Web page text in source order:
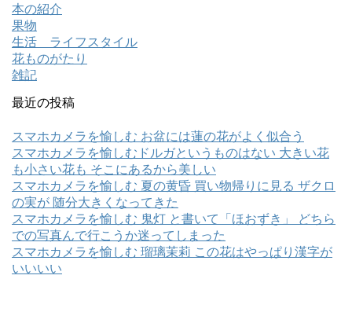
本の紹介
果物
生活 ライフスタイル
花ものがたり
雑記
最近の投稿
スマホカメラを愉しむ お盆には蓮の花がよく似合う
スマホカメラを愉しむドルガというものはない 大きい花
も小さい花も そこにあるから美しい
スマホカメラを愉しむ 夏の黄昏 買い物帰りに見る ザクロ
の実が 随分大きくなってきた
スマホカメラを愉しむ 鬼灯 と書いて「ほおずき」 どちら
での写真んで行こうか迷ってしまった
スマホカメラを愉しむ 瑠璃茉莉 この花はやっぱり漢字が
いいいい